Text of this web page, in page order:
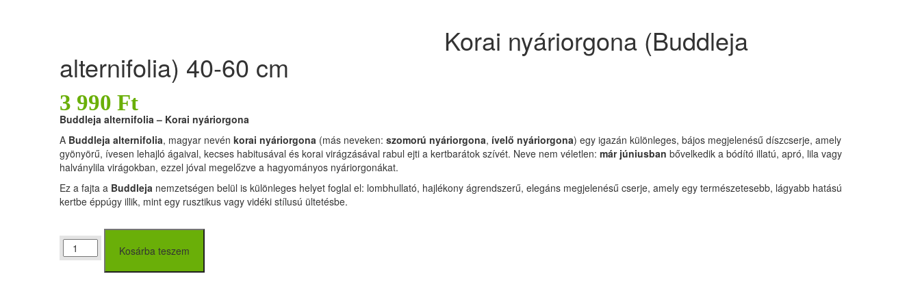
Korai nyáriorgona (Buddleja
alternifolia) 40-60 cm
3 990 Ft
Buddleja alternifolia – Korai nyáriorgona
A Buddleja alternifolia, magyar nevén korai nyáriorgona (más neveken: szomorú nyáriorgona, ívelő nyáriorgona) egy igazán különleges, bájos megjelenésű díszcserje, amely
gyönyörű, ívesen lehajló ágaival, kecses habitusával és korai virágzásával rabul ejti a kertbarátok szívét. Neve nem véletlen: már júniusban bővelkedik a bódító illatú, apró, lila vagy
halványlila virágokban, ezzel jóval megelőzve a hagyományos nyáriorgonákat.
Ez a fajta a Buddleja nemzetségen belül is különleges helyet foglal el: lombhullató, hajlékony ágrendszerű, elegáns megjelenésű cserje, amely egy természetesebb, lágyabb hatású
kertbe éppúgy illik, mint egy rusztikus vagy vidéki stílusú ültetésbe.
Korai
nyáriorgona
(Buddleja
Kosárba teszem